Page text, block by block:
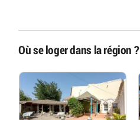
Où se loger dans la région ?